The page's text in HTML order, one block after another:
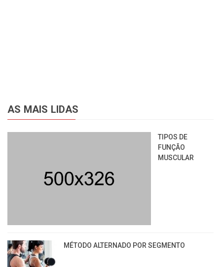
AS MAIS LIDAS
TIPOS DE
FUNÇÃO
MUSCULAR
MÉTODO ALTERNADO POR SEGMENTO